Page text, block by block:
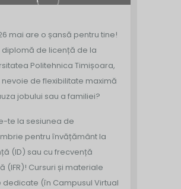
mai are o șansă pentru tine!
diplomă de licență de la
Politehnica Timișoara,
nevoie de flexibilitate maximă
jobului sau a familiei?
te la sesiunea de
pentru învățământ la
(ID) sau cu frecvență
(IFR)! Cursuri și materiale
dedicate (în Campusul Virtual